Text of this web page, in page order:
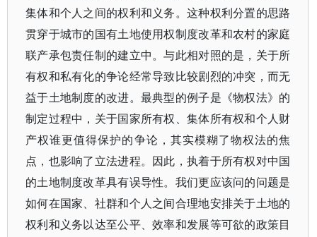
集体和个人之间的权利和义务。这种权利分置的思路
贯穿于城市的国有土地使用权制度改革和农村的家庭
联产承包责任制的建立中。与此相对照的是，关于所
有权和私有化的争论经常导致比较剧烈的冲突，而无
益于土地制度的改进。最典型的例子是《物权法》的
制定过程中，关于国家所有权、集体所有权和个人财
产权谁更值得保护的争论，其实模糊了物权法的焦
点，也影响了立法进程。因此，执着于所有权对中国
的土地制度改革具有误导性。我们更应该问的问题是
如何在国家、社群和个人之间合理地安排关于土地的
权利和义务以达至公平、效率和发展等可欲的政策目